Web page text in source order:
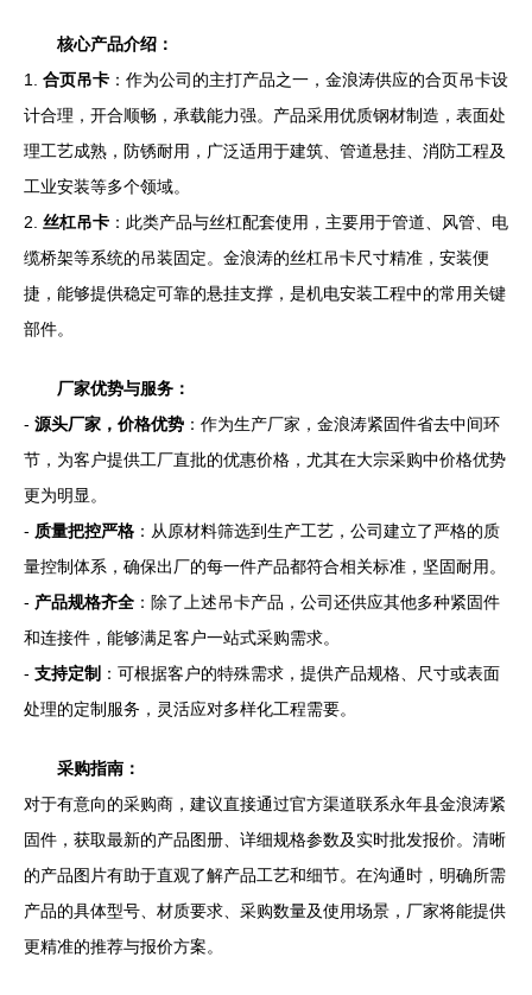
核心产品介绍：
1. 合页吊卡 ：作为公司的主打产品之一，金浪涛供应的合页吊卡设
计合理，开合顺畅，承载能力强。产品采用优质钢材制造，表面处
理工艺成熟，防锈耐用，广泛适用于建筑、管道悬挂、消防工程及
工业安装等多个领域。
2. 丝杠吊卡 ：此类产品与丝杠配套使用，主要用于管道、风管、电
缆桥架等系统的吊装固定。金浪涛的丝杠吊卡尺寸精准，安装便
捷，能够提供稳定可靠的悬挂支撑，是机电安装工程中的常用关键
部件。
厂家优势与服务：
- 源头厂家，价格优势 ：作为生产厂家，金浪涛紧固件省去中间环
节，为客户提供工厂直批的优惠价格，尤其在大宗采购中价格优势
更为明显。
- 质量把控严格 ：从原材料筛选到生产工艺，公司建立了严格的质
量控制体系，确保出厂的每一件产品都符合相关标准，坚固耐用。
- 产品规格齐全 ：除了上述吊卡产品，公司还供应其他多种紧固件
和连接件，能够满足客户一站式采购需求。
- 支持定制 ：可根据客户的特殊需求，提供产品规格、尺寸或表面
处理的定制服务，灵活应对多样化工程需要。
采购指南：
对于有意向的采购商，建议直接通过官方渠道联系永年县金浪涛紧
固件，获取最新的产品图册、详细规格参数及实时批发报价。清晰
的产品图片有助于直观了解产品工艺和细节。在沟通时，明确所需
产品的具体型号、材质要求、采购数量及使用场景，厂家将能提供
更精准的推荐与报价方案。